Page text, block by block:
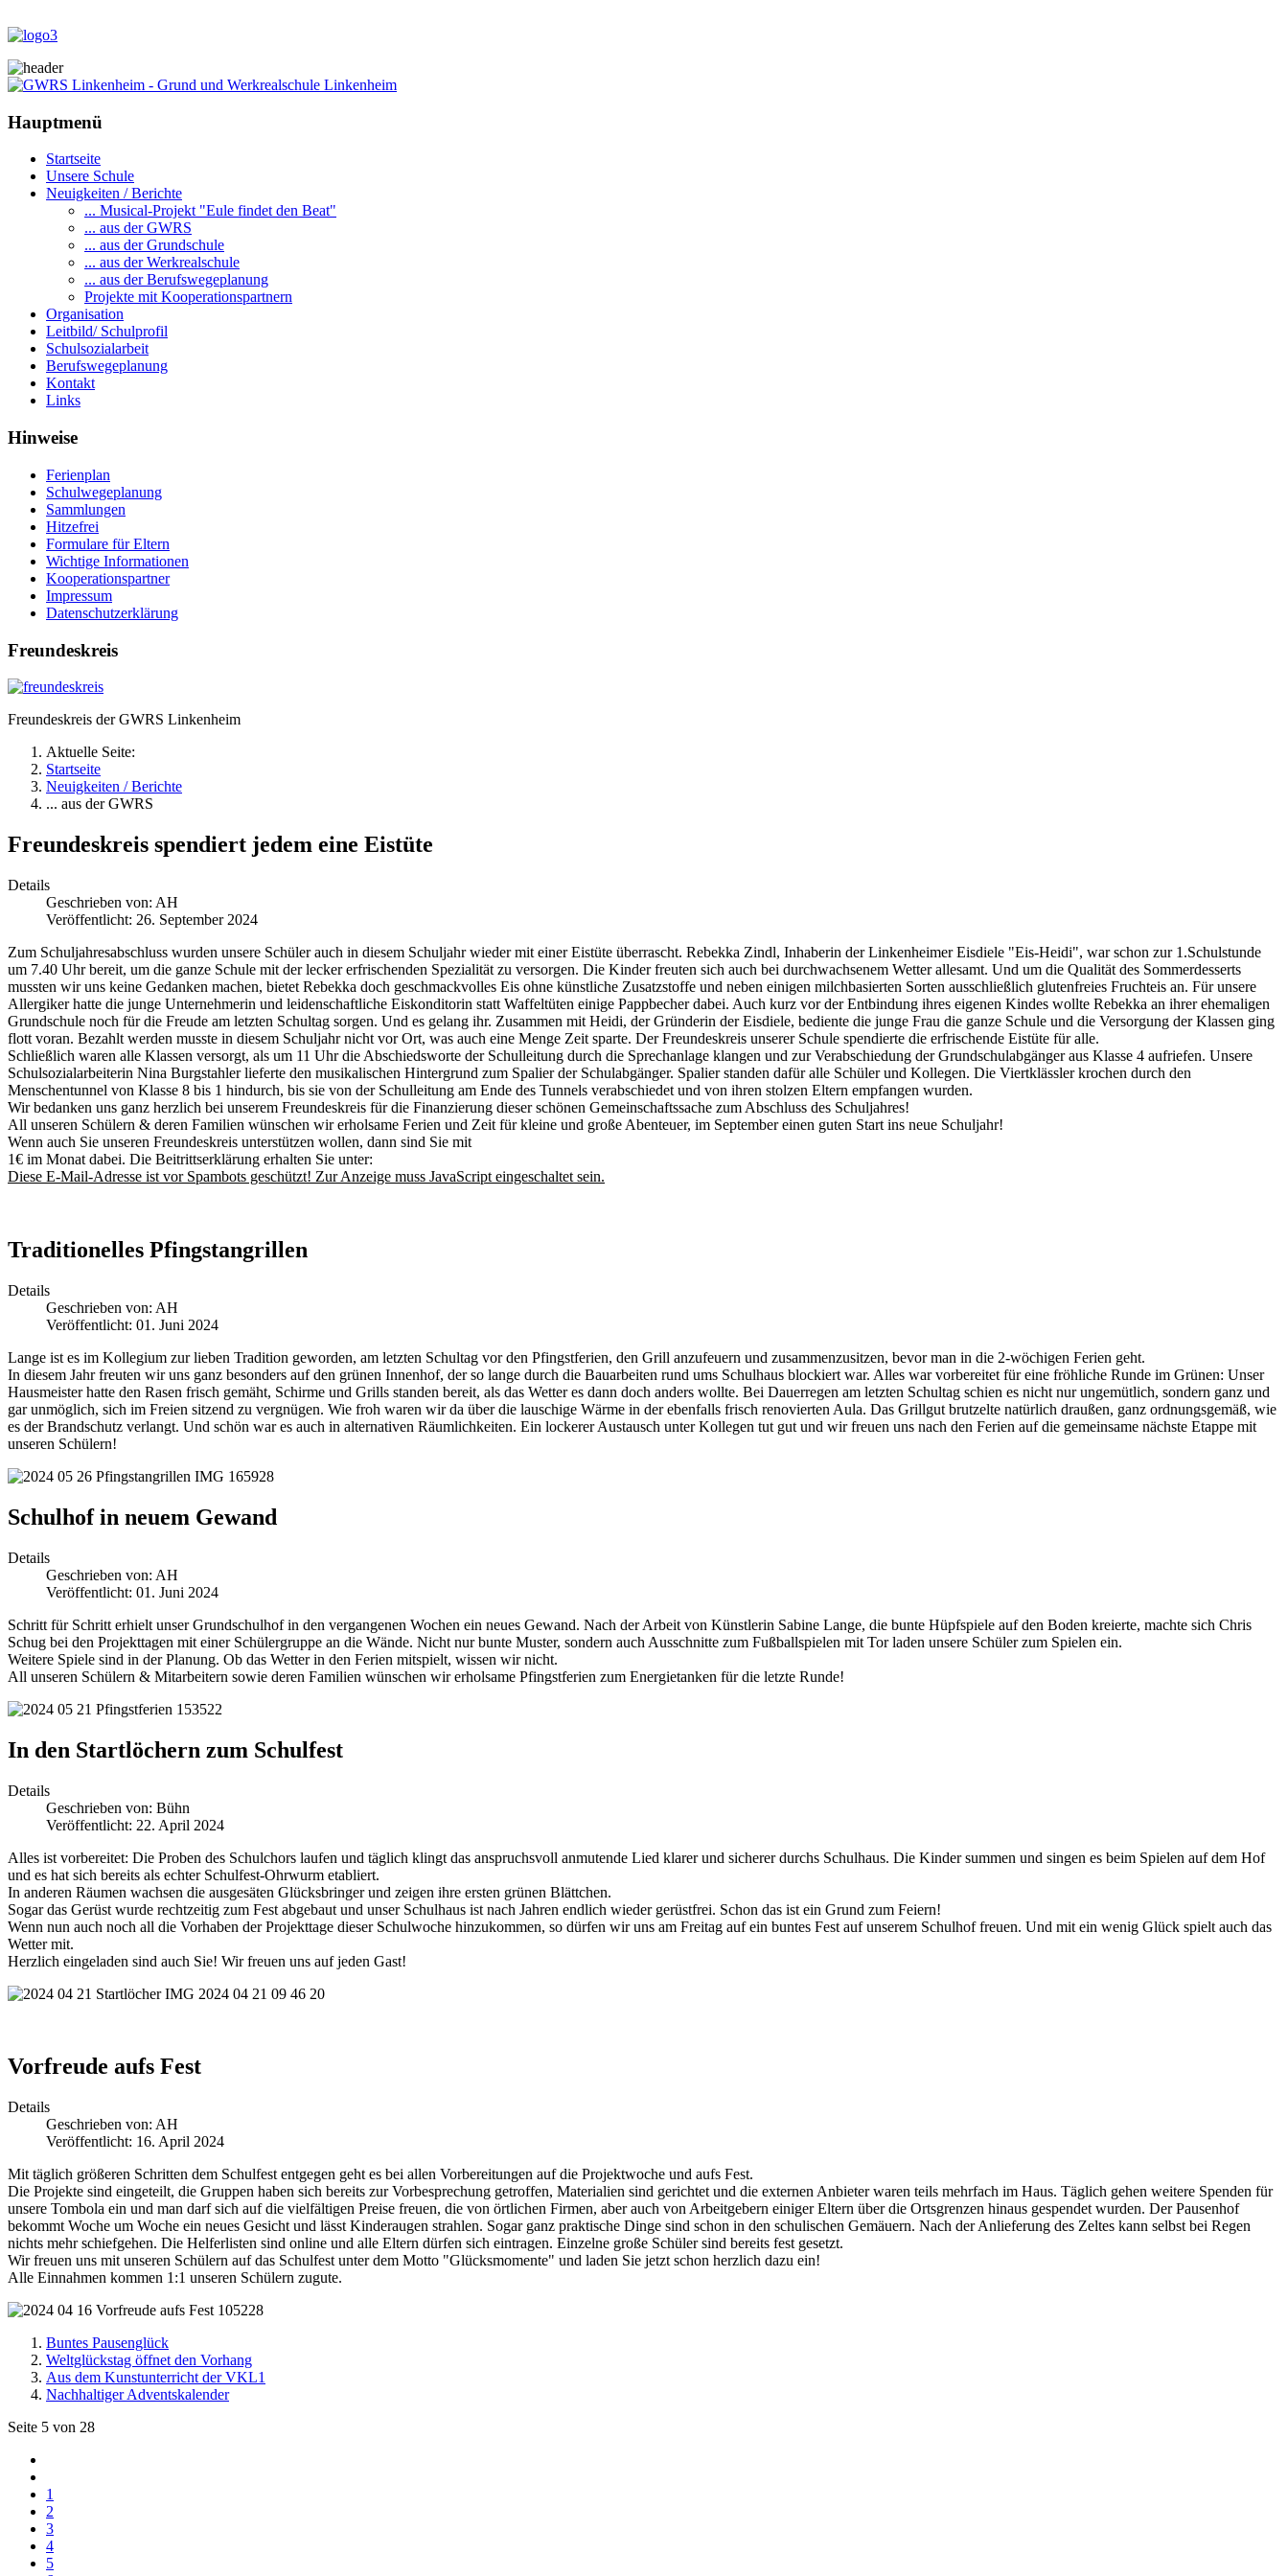
Hauptmenü
Startseite
Unsere Schule
Neuigkeiten / Berichte
... Musical-Projekt "Eule findet den Beat"
... aus der GWRS
... aus der Grundschule
... aus der Werkrealschule
... aus der Berufswegeplanung
Projekte mit Kooperationspartnern
Organisation
Leitbild/ Schulprofil
Schulsozialarbeit
Berufswegeplanung
Kontakt
Links
Hinweise
Ferienplan
Schulwegeplanung
Sammlungen
Hitzefrei
Formulare für Eltern
Wichtige Informationen
Kooperationspartner
Impressum
Datenschutzerklärung
Freundeskreis
Freundeskreis der GWRS Linkenheim
Aktuelle Seite:
Startseite
Neuigkeiten / Berichte
... aus der GWRS
Freundeskreis spendiert jedem eine Eistüte
Details
Geschrieben von: AH
Veröffentlicht: 26. September 2024
Zum Schuljahresabschluss wurden unsere Schüler auch in diesem Schuljahr wieder mit einer Eistüte überrascht. Rebekka Zindl, Inhaberin der Linkenheimer Eisdiele "Eis-Heidi", war schon zur 1.Schulstunde
um 7.40 Uhr bereit, um die ganze Schule mit der lecker erfrischenden Spezialität zu versorgen. Die Kinder freuten sich auch bei durchwachsenem Wetter allesamt. Und um die Qualität des Sommerdesserts
mussten wir uns keine Gedanken machen, bietet Rebekka doch geschmackvolles Eis ohne künstliche Zusatzstoffe und neben einigen milchbasierten Sorten ausschließlich glutenfreies Fruchteis an. Für unsere
Allergiker hatte die junge Unternehmerin und leidenschaftliche Eiskonditorin statt Waffeltüten einige Pappbecher dabei. Auch kurz vor der Entbindung ihres eigenen Kindes wollte Rebekka an ihrer ehemaligen
Grundschule noch für die Freude am letzten Schultag sorgen. Und es gelang ihr. Zusammen mit Heidi, der Gründerin der Eisdiele, bediente die junge Frau die ganze Schule und die Versorgung der Klassen ging
flott voran. Bezahlt werden musste in diesem Schuljahr nicht vor Ort, was auch eine Menge Zeit sparte. Der Freundeskreis unserer Schule spendierte die erfrischende Eistüte für alle.
Schließlich waren alle Klassen versorgt, als um 11 Uhr die Abschiedsworte der Schulleitung durch die Sprechanlage klangen und zur Verabschiedung der Grundschulabgänger aus Klasse 4 aufriefen. Unsere
Schulsozialarbeiterin Nina Burgstahler lieferte den musikalischen Hintergrund zum Spalier der Schulabgänger. Spalier standen dafür alle Schüler und Kollegen. Die Viertklässler krochen durch den
Menschentunnel von Klasse 8 bis 1 hindurch, bis sie von der Schulleitung am Ende des Tunnels verabschiedet und von ihren stolzen Eltern empfangen wurden.
Wir bedanken uns ganz herzlich bei unserem Freundeskreis für die Finanzierung dieser schönen Gemeinschaftssache zum Abschluss des Schuljahres!
All unseren Schülern & deren Familien wünschen wir erholsame Ferien und Zeit für kleine und große Abenteuer, im September einen guten Start ins neue Schuljahr!
Wenn auch Sie unseren Freundeskreis unterstützen wollen, dann sind Sie mit
1€ im Monat dabei. Die Beitrittserklärung erhalten Sie unter:
Diese E-Mail-Adresse ist vor Spambots geschützt! Zur Anzeige muss JavaScript eingeschaltet sein.
Traditionelles Pfingstangrillen
Details
Geschrieben von: AH
Veröffentlicht: 01. Juni 2024
Lange ist es im Kollegium zur lieben Tradition geworden, am letzten Schultag vor den Pfingstferien, den Grill anzufeuern und zusammenzusitzen, bevor man in die 2-wöchigen Ferien geht.
In diesem Jahr freuten wir uns ganz besonders auf den grünen Innenhof, der so lange durch die Bauarbeiten rund ums Schulhaus blockiert war. Alles war vorbereitet für eine fröhliche Runde im Grünen: Unser
Hausmeister hatte den Rasen frisch gemäht, Schirme und Grills standen bereit, als das Wetter es dann doch anders wollte. Bei Dauerregen am letzten Schultag schien es nicht nur ungemütlich, sondern ganz und
gar unmöglich, sich im Freien sitzend zu vergnügen. Wie froh waren wir da über die lauschige Wärme in der ebenfalls frisch renovierten Aula. Das Grillgut brutzelte natürlich draußen, ganz ordnungsgemäß, wie
es der Brandschutz verlangt. Und schön war es auch in alternativen Räumlichkeiten. Ein lockerer Austausch unter Kollegen tut gut und wir freuen uns nach den Ferien auf die gemeinsame nächste Etappe mit
unseren Schülern!
Schulhof in neuem Gewand
Details
Geschrieben von: AH
Veröffentlicht: 01. Juni 2024
Schritt für Schritt erhielt unser Grundschulhof in den vergangenen Wochen ein neues Gewand. Nach der Arbeit von Künstlerin Sabine Lange, die bunte Hüpfspiele auf den Boden kreierte, machte sich Chris
Schug bei den Projekttagen mit einer Schülergruppe an die Wände. Nicht nur bunte Muster, sondern auch Ausschnitte zum Fußballspielen mit Tor laden unsere Schüler zum Spielen ein.
Weitere Spiele sind in der Planung. Ob das Wetter in den Ferien mitspielt, wissen wir nicht.
All unseren Schülern & Mitarbeitern sowie deren Familien wünschen wir erholsame Pfingstferien zum Energietanken für die letzte Runde!
In den Startlöchern zum Schulfest
Details
Geschrieben von: Bühn
Veröffentlicht: 22. April 2024
Alles ist vorbereitet: Die Proben des Schulchors laufen und täglich klingt das anspruchsvoll anmutende Lied klarer und sicherer durchs Schulhaus. Die Kinder summen und singen es beim Spielen auf dem Hof
und es hat sich bereits als echter Schulfest-Ohrwurm etabliert.
In anderen Räumen wachsen die ausgesäten Glücksbringer und zeigen ihre ersten grünen Blättchen.
Sogar das Gerüst wurde rechtzeitig zum Fest abgebaut und unser Schulhaus ist nach Jahren endlich wieder gerüstfrei. Schon das ist ein Grund zum Feiern!
Wenn nun auch noch all die Vorhaben der Projekttage dieser Schulwoche hinzukommen, so dürfen wir uns am Freitag auf ein buntes Fest auf unserem Schulhof freuen. Und mit ein wenig Glück spielt auch das
Wetter mit.
Herzlich eingeladen sind auch Sie! Wir freuen uns auf jeden Gast!
Vorfreude aufs Fest
Details
Geschrieben von: AH
Veröffentlicht: 16. April 2024
Mit täglich größeren Schritten dem Schulfest entgegen geht es bei allen Vorbereitungen auf die Projektwoche und aufs Fest.
Die Projekte sind eingeteilt, die Gruppen haben sich bereits zur Vorbesprechung getroffen, Materialien sind gerichtet und die externen Anbieter waren teils mehrfach im Haus. Täglich gehen weitere Spenden für
unsere Tombola ein und man darf sich auf die vielfältigen Preise freuen, die von örtlichen Firmen, aber auch von Arbeitgebern einiger Eltern über die Ortsgrenzen hinaus gespendet wurden. Der Pausenhof
bekommt Woche um Woche ein neues Gesicht und lässt Kinderaugen strahlen. Sogar ganz praktische Dinge sind schon in den schulischen Gemäuern. Nach der Anlieferung des Zeltes kann selbst bei Regen
nichts mehr schiefgehen. Die Helferlisten sind online und alle Eltern dürfen sich eintragen. Einzelne große Schüler sind bereits fest gesetzt.
Wir freuen uns mit unseren Schülern auf das Schulfest unter dem Motto "Glücksmomente" und laden Sie jetzt schon herzlich dazu ein!
Alle Einnahmen kommen 1:1 unseren Schülern zugute.
Buntes Pausenglück
Weltglückstag öffnet den Vorhang
Aus dem Kunstunterricht der VKL1
Nachhaltiger Adventskalender
Seite 5 von 28
1
2
3
4
5